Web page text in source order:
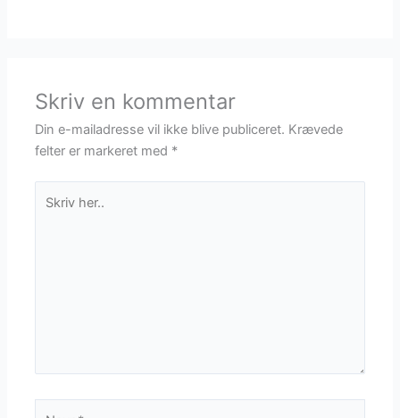
Skriv en kommentar
Din e-mailadresse vil ikke blive publiceret. Krævede
felter er markeret med *
her..